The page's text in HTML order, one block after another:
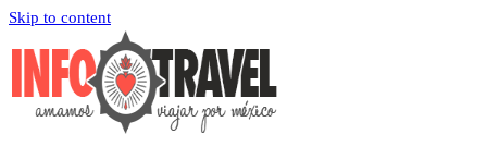
Skip to content